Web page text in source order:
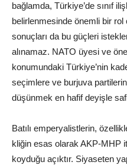
bağlamda, Türkiye’de sınıf
belirlenmesinde önemli bir
sonuçları da bu güçleri
alınamaz. NATO üyesi ve
konumundaki Türkiye’nin
seçimlere ve burjuva
düşünmek en hafif deyişle
Batılı emperyalistlerin,
kliğin esas olarak AKP-MHP
koyduğu açıktır. Siyaseten